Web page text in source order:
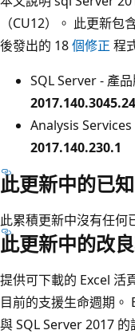
（CU12）。 此更新
後發出的 18個修正 程
SQL Server - 產品
2017.140.3045.24
Analysis Services
2017.140.230.1
此更新中的已
此累積更新中沒有任何
此更新中的改
提供可下載的 Excel 活
目前的支援生命週期。
與 SQL Server 2017 的